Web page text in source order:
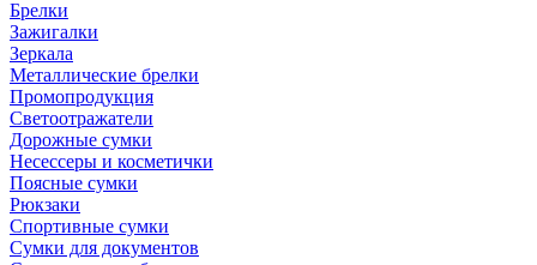
Брелки
Зажигалки
Зеркала
Металлические брелки
Промопродукция
Светоотражатели
Дорожные сумки
Несессеры и косметички
Поясные сумки
Рюкзаки
Спортивные сумки
Сумки для документов